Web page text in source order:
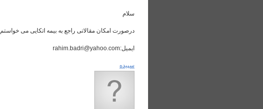
سلام
درصورت امکان مقالاتی راجع به بیمه اتکایی می خواستم
ایمیل:rahim.badri@yahoo.com
سپیده